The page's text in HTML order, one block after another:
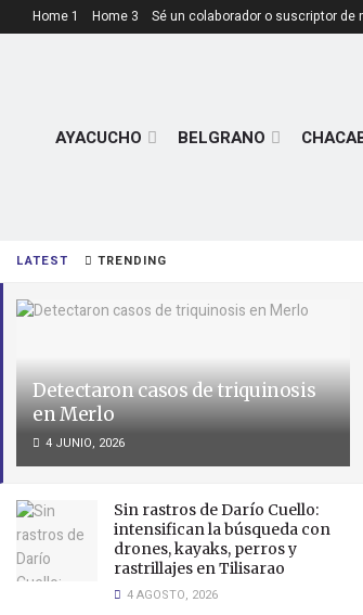
LATEST TRENDING
Detectaron casos de triquinosis
en Merlo
4 JUNIO, 2026
Sin rastros de Darío Cuello:
intensifican la búsqueda con
drones, kayaks, perros y
rastrillajes en Tilisarao
4 AGOSTO, 2026
Home 1 Home 3 Sé un colaborador o suscriptor
AYACUCHO BELGRANO